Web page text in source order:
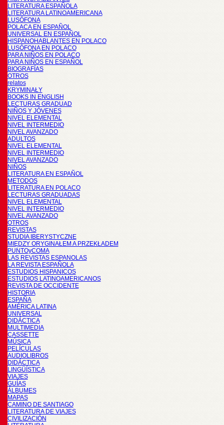
LITERATURA ESPAÑOLA
LITERATURA LATINOAMERICANA
LUSÓFONA
POLACA EN ESPAÑOL
UNIVERSAL EN ESPAÑOL
HISPANOHABLANTES EN POLACO
LUSÓFONA EN POLACO
PARA NIÑOS EN POLACO
PARA NIÑOS EN ESPAÑOL
BIOGRAFÍAS
OTROS
relatos
KRYMINAŁY
BOOKS IN ENGLISH
LECTURAS GRADUAD
NIÑOS Y JÓVENES
NIVEL ELEMENTAL
NIVEL INTERMEDIO
NIVEL AVANZADO
ADULTOS
NIVEL ELEMENTAL
NIVEL INTERMEDIO
NIVEL AVANZADO
NIÑOS
LITERATURA EN ESPAÑOL
METODOS
LITERATURA EN POLACO
LECTURAS GRADUADAS
NIVEL ELEMENTAL
NIVEL INTERMEDIO
NIVEL AVANZADO
OTROS
REVISTAS
STUDIA IBERYSTYCZNE
MIĘDZY ORYGINAŁEM A PRZEKŁADEM
PUNTOyCOMA
LAS REVISTAS ESPANOLAS
LA REVISTA ESPAÑOLA
ESTUDIOS HISPANICOS
ESTUDIOS LATINOAMERICANOS
REVISTA DE OCCIDENTE
HISTORIA
ESPAÑA
AMÉRICA LATINA
UNIVERSAL
DIDÁCTICA
MULTIMEDIA
CASSETTE
MÚSICA
PELÍCULAS
AUDIOLIBROS
DIDÁCTICA
LINGÜÍSTICA
VIAJES
GUÍAS
ÁLBUMES
MAPAS
CAMINO DE SANTIAGO
LITERATURA DE VIAJES
CIVILIZACIÓN